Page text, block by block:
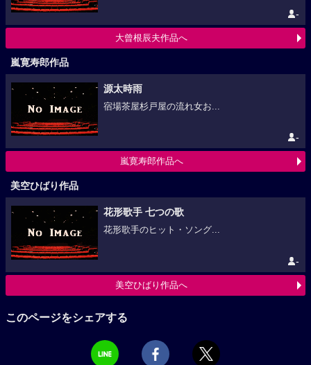
-
大曾根辰夫作品へ
嵐寛寿郎作品
源太時雨
宿場茶屋杉戸屋の流れ女お...
-
嵐寛寿郎作品へ
美空ひばり作品
花形歌手 七つの歌
花形歌手のヒット・ソング...
-
美空ひばり作品へ
このページをシェアする